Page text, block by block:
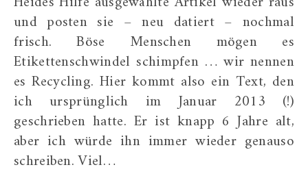
und posten sie – neu datiert – nochmal
frisch. Böse Menschen mögen es
Etikettenschwindel schimpfen … wir nennen
es Recycling. Hier kommt also ein Text, den
ich ursprünglich im Januar 2013 (!)
geschrieben hatte. Er ist knapp 6 Jahre alt,
aber ich würde ihn immer wieder genauso
schreiben. Viel…